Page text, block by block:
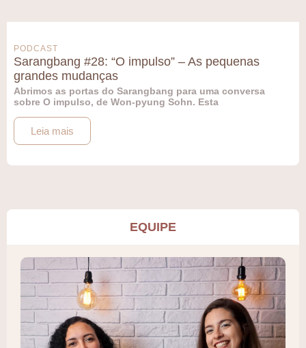
PODCAST
Sarangbang #28: “O impulso” – As pequenas
grandes mudanças
Abrimos as portas do Sarangbang para uma conversa
sobre O impulso, de Won-pyung Sohn. Esta
Leia mais
EQUIPE